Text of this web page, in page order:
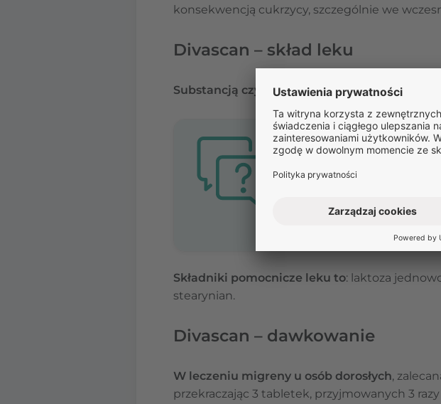
konsekwencją cukrzycy, szczególnie we
Divascan – skład leku
Substancją czynną leku Divascan jest
ZAPYTAJ O LEK
Odpowiedź na pytanie nie
ZAPYTAJ O LEK
Składniki pomocnicze leku to: laktoza
stearynian.
Divascan – dawkowanie
W leczeniu migreny u osób dorosłych,
przekraczając 3 tabletek, przyjmowanych 3